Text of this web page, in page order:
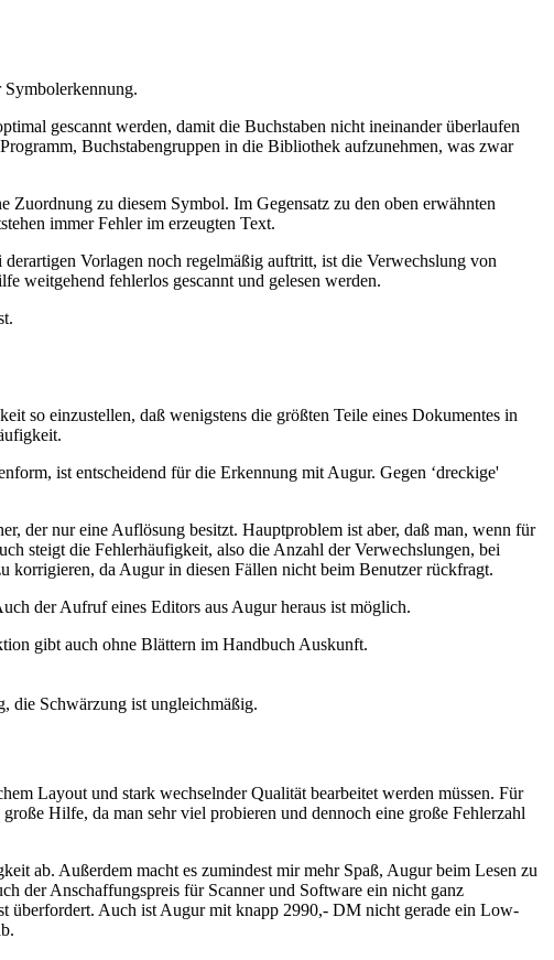
Symbolerkennung.
gescannt werden, damit die Buchstaben nicht ineinander überlaufen
Buchstabengruppen in die Bibliothek aufzunehmen, was zwar
zu diesem Symbol. Im Gegensatz zu den oben erwähnten
immer Fehler im erzeugten Text.
Vorlagen noch regelmäßig auftritt, ist die Verwechslung von
weitgehend fehlerlos gescannt und gelesen werden.
so einzustellen, daß wenigstens die größten Teile eines Dokumentes in
ist entscheidend für die Erkennung mit Augur. Gegen ‘dreckige'
der nur eine Auflösung besitzt. Hauptproblem ist aber, daß man, wenn für
steigt die Fehlerhäufigkeit, also die Anzahl der Verwechslungen, bei
korrigieren, da Augur in diesen Fällen nicht beim Benutzer rückfragt.
der Aufruf eines Editors aus Augur heraus ist möglich.
gibt auch ohne Blättern im Handbuch Auskunft.
die Schwärzung ist ungleichmäßig.
Layout und stark wechselnder Qualität bearbeitet werden müssen. Für
Hilfe, da man sehr viel probieren und dennoch eine große Fehlerzahl
ab. Außerdem macht es zumindest mir mehr Spaß, Augur beim Lesen zu
der Anschaffungspreis für Scanner und Software ein nicht ganz
überfordert. Auch ist Augur mit knapp 2990,- DM nicht gerade ein Low-